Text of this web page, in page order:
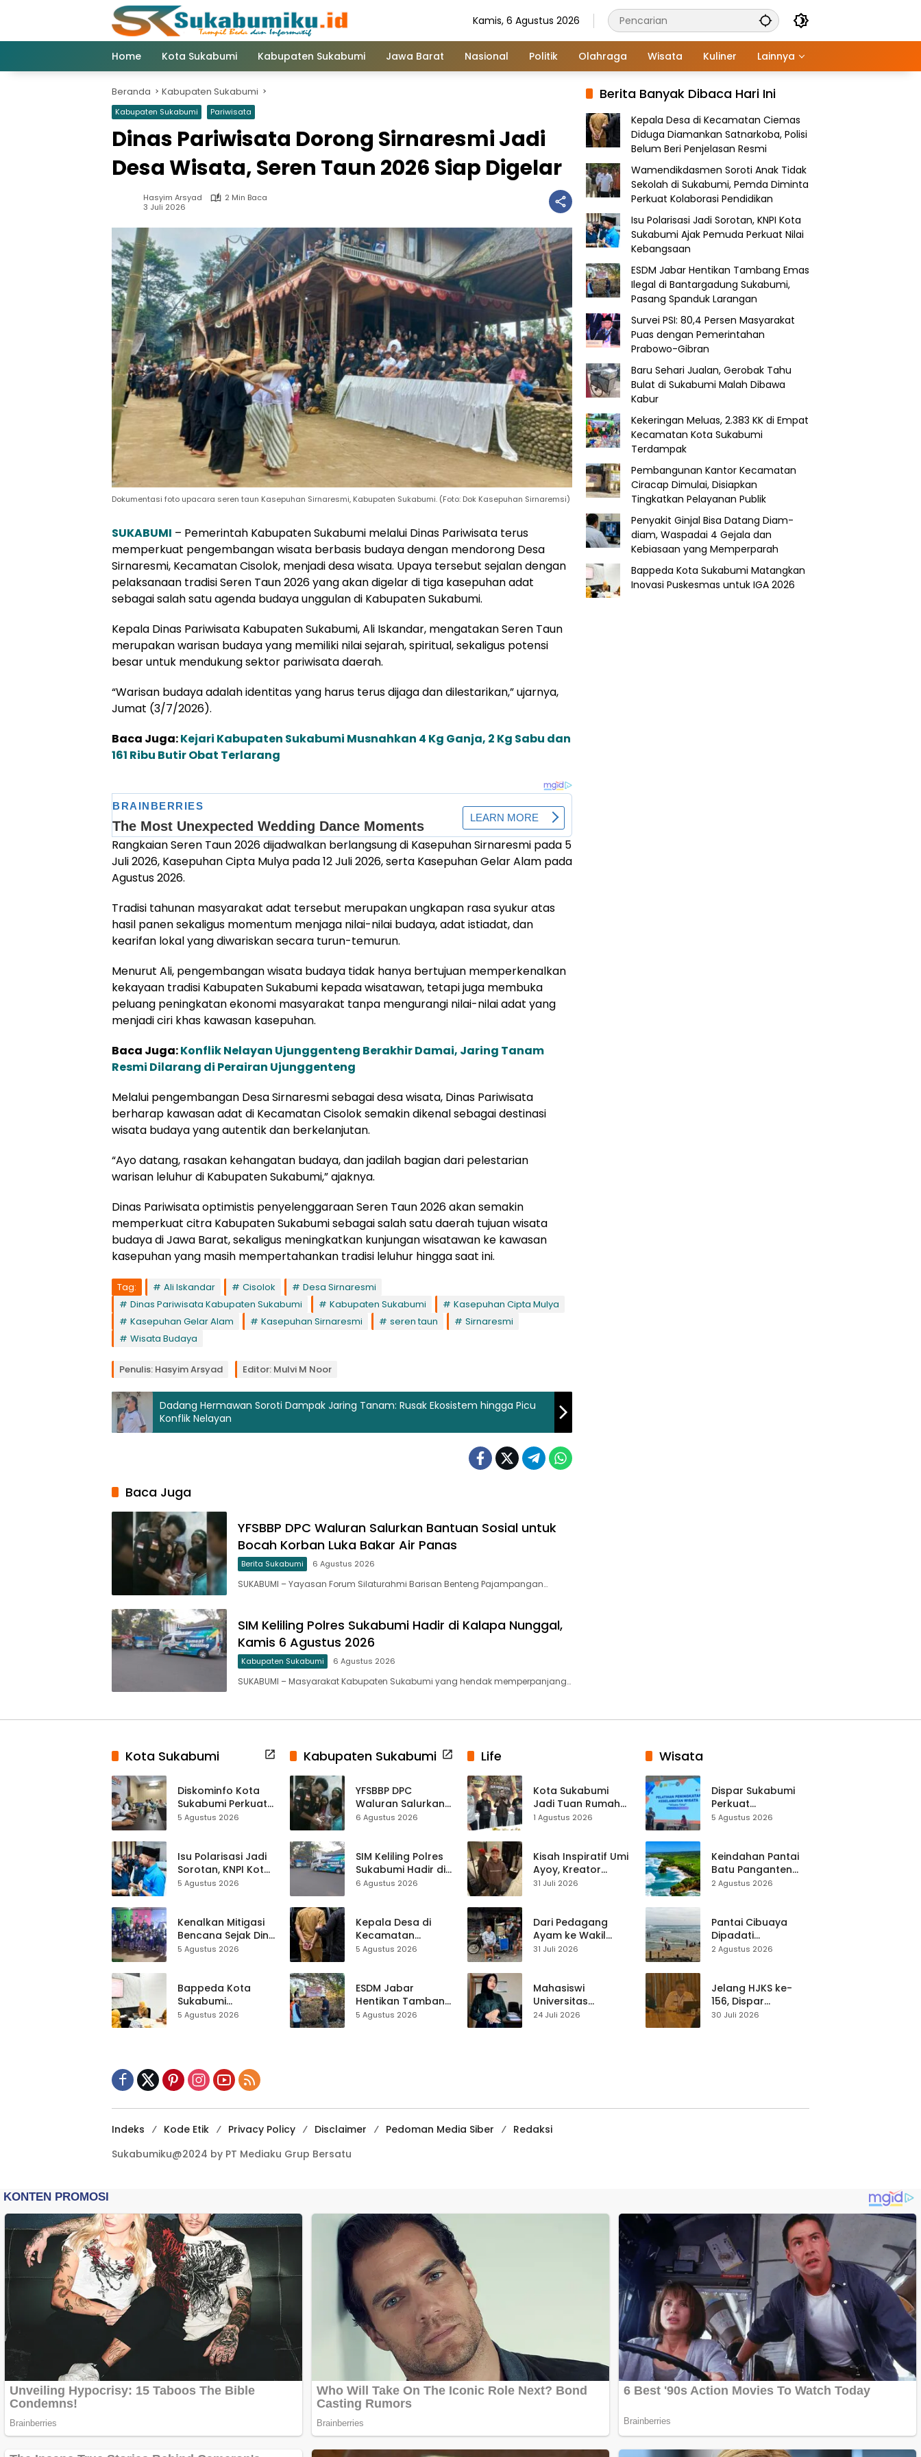
Kamis, 6 Agustus 2026
Home Kota Sukabumi Kabupaten Sukabumi Jawa Barat Nasional Politik Olahraga Wisata Kuliner Lainnya
Beranda Kabupaten Sukabumi
Kabupaten Sukabumi Pariwisata
Dinas Pariwisata Dorong Sirnaresmi Jadi
Desa Wisata, Seren Taun 2026 Siap Digelar
Hasyim Arsyad
2 Min Baca
3 Juli 2026
Dokumentasi foto upacara seren taun Kasepuhan Sirnaresmi, Kabupaten Sukabumi. (Foto: Dok Kasepuhan Sirnaremsi)
SUKABUMI – Pemerintah Kabupaten Sukabumi melalui Dinas Pariwisata terus
memperkuat pengembangan wisata berbasis budaya dengan mendorong Desa
Sirnaresmi, Kecamatan Cisolok, menjadi desa wisata. Upaya tersebut sejalan dengan
pelaksanaan tradisi Seren Taun 2026 yang akan digelar di tiga kasepuhan adat
sebagai salah satu agenda budaya unggulan di Kabupaten Sukabumi.
Kepala Dinas Pariwisata Kabupaten Sukabumi, Ali Iskandar, mengatakan Seren Taun
merupakan warisan budaya yang memiliki nilai sejarah, spiritual, sekaligus potensi
besar untuk mendukung sektor pariwisata daerah.
“Warisan budaya adalah identitas yang harus terus dijaga dan dilestarikan,” ujarnya,
Jumat (3/7/2026).
Baca Juga:Kejari Kabupaten Sukabumi Musnahkan 4 Kg Ganja, 2 Kg Sabu dan
161 Ribu Butir Obat Terlarang
Rangkaian Seren Taun 2026 dijadwalkan berlangsung di Kasepuhan Sirnaresmi pada 5
Juli 2026, Kasepuhan Cipta Mulya pada 12 Juli 2026, serta Kasepuhan Gelar Alam pada
Agustus 2026.
Tradisi tahunan masyarakat adat tersebut merupakan ungkapan rasa syukur atas
hasil panen sekaligus momentum menjaga nilai-nilai budaya, adat istiadat, dan
kearifan lokal yang diwariskan secara turun-temurun.
Menurut Ali, pengembangan wisata budaya tidak hanya bertujuan memperkenalkan
kekayaan tradisi Kabupaten Sukabumi kepada wisatawan, tetapi juga membuka
peluang peningkatan ekonomi masyarakat tanpa mengurangi nilai-nilai adat yang
menjadi ciri khas kawasan kasepuhan.
Baca Juga:Konflik Nelayan Ujunggenteng Berakhir Damai, Jaring Tanam
Resmi Dilarang di Perairan Ujunggenteng
Melalui pengembangan Desa Sirnaresmi sebagai desa wisata, Dinas Pariwisata
berharap kawasan adat di Kecamatan Cisolok semakin dikenal sebagai destinasi
wisata budaya yang autentik dan berkelanjutan.
“Ayo datang, rasakan kehangatan budaya, dan jadilah bagian dari pelestarian
warisan leluhur di Kabupaten Sukabumi,” ajaknya.
Dinas Pariwisata optimistis penyelenggaraan Seren Taun 2026 akan semakin
memperkuat citra Kabupaten Sukabumi sebagai salah satu daerah tujuan wisata
budaya di Jawa Barat, sekaligus meningkatkan kunjungan wisatawan ke kawasan
kasepuhan yang masih mempertahankan tradisi leluhur hingga saat ini.
Tag: Ali Iskandar Cisolok
Desa Sirnaresmi
Dinas Pariwisata Kabupaten Sukabumi
Kabupaten Sukabumi
Kasepuhan Cipta Mulya
Kasepuhan Gelar Alam
Kasepuhan Sirnaresmi seren taun
Sirnaresmi
Wisata Budaya
Penulis: Hasyim Arsyad Editor: Mulvi M Noor
Dadang Hermawan Soroti Dampak Jaring Tanam: Rusak Ekosistem hingga Picu
Konflik Nelayan
Baca Juga
YFSBBP DPC Waluran Salurkan Bantuan Sosial untuk
Bocah Korban Luka Bakar Air Panas
Berita Sukabumi 6 Agustus 2026
SUKABUMI – Yayasan Forum Silaturahmi Barisan Benteng Pajampangan…
SIM Keliling Polres Sukabumi Hadir di Kalapa Nunggal,
Kamis 6 Agustus 2026
Kabupaten Sukabumi 6 Agustus 2026
SUKABUMI – Masyarakat Kabupaten Sukabumi yang hendak memperpanjang…
Berita Banyak Dibaca Hari Ini
Kepala Desa di Kecamatan Ciemas
Diduga Diamankan Satnarkoba, Polisi
Belum Beri Penjelasan Resmi
Wamendikdasmen Soroti Anak Tidak
Sekolah di Sukabumi, Pemda Diminta
Perkuat Kolaborasi Pendidikan
Isu Polarisasi Jadi Sorotan, KNPI Kota
Sukabumi Ajak Pemuda Perkuat Nilai
Kebangsaan
ESDM Jabar Hentikan Tambang Emas
Ilegal di Bantargadung Sukabumi,
Pasang Spanduk Larangan
Survei PSI: 80,4 Persen Masyarakat
Puas dengan Pemerintahan
Prabowo-Gibran
Baru Sehari Jualan, Gerobak Tahu
Bulat di Sukabumi Malah Dibawa
Kabur
Kekeringan Meluas, 2.383 KK di Empat
Kecamatan Kota Sukabumi
Terdampak
Pembangunan Kantor Kecamatan
Ciracap Dimulai, Disiapkan
Tingkatkan Pelayanan Publik
Penyakit Ginjal Bisa Datang Diam-
diam, Waspadai 4 Gejala dan
Kebiasaan yang Memperparah
Bappeda Kota Sukabumi Matangkan
Inovasi Puskesmas untuk IGA 2026
Kota Sukabumi
Diskominfo Kota
Sukabumi Perkuat
Satu Data
Kewilayahan
Dikebut
5 Agustus 2026
Isu Polarisasi Jadi
Sorotan, KNPI Kota
Sukabumi Ajak
5 Agustus 2026
Kenalkan Mitigasi
Bencana Sejak Dini,
Anak-anak KB
Lewat Boneka
Tangan
5 Agustus 2026
Bappeda Kota
Sukabumi
Matangkan Inovasi
5 Agustus 2026
Kabupaten Sukabumi
YFSBBP DPC
Waluran Salurkan
Bantuan Sosial
Air Panas
6 Agustus 2026
SIM Keliling Polres
Sukabumi Hadir di
Kalapa Nunggal,
6 Agustus 2026
Kepala Desa di
Kecamatan
Ciemas Diduga
Belum Beri
Penjelasan Resmi
5 Agustus 2026
ESDM Jabar
Hentikan Tambang
Emas Ilegal di
5 Agustus 2026
Life
Kota Sukabumi
Jadi Tuan Rumah
Kontes Batu Akik
1 Agustus 2026
Kisah Inspiratif Umi
Ayoy, Kreator
TikTok Asal
Live Streaming
31 Juli 2026
Dari Pedagang
Ayam ke Wakil
Ketua DPRD, H.
Pasar Cisaat
31 Juli 2026
Mahasiswi
Universitas
Muhammadiyah
24 Juli 2026
Wisata
Dispar Sukabumi
Perkuat
Keselamatan
Mitigasi hingga
Teknik Evakuasi
5 Agustus 2026
Keindahan Pantai
Batu Panganten
Mulai Dilirik
2 Agustus 2026
Pantai Cibuaya
Dipadati
Wisatawan,
Waspada
2 Agustus 2026
Jelang HJKS ke-
156, Dispar
Kabupaten
30 Juli 2026
Indeks Kode Etik Privacy Policy Disclaimer Pedoman Media Siber
Redaksi
Sukabumiku@2024 by PT Mediaku Grup Bersatu